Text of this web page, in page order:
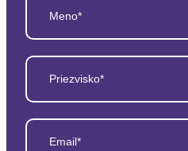
Meno*
Priezvisko*
Email*